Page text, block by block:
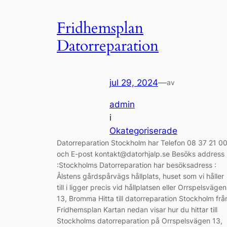
Fridhemsplan
Datorreparation
jul 29, 2024—av
admin
i
Okategoriserade
Datorreparation Stockholm har Telefon 08 37 21 00
och E-post kontakt@datorhjalp.se Besöks address
:Stockholms Datorreparation har besöksadress :
Ålstens gårdspårvägs hållplats, huset som vi håller
till i ligger precis vid hållplatsen eller Orrspelsvägen
13, Bromma Hitta till datorreparation Stockholm
Fridhemsplan Kartan nedan visar hur du hittar till
Stockholms datorreparation på Orrspelsvägen 13,